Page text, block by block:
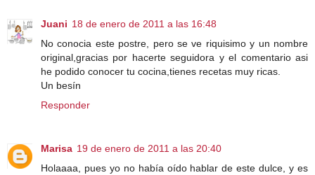
Juani 18 de enero de 2011 a las 16:48
No conocia este postre, pero se ve riquisimo y un nombre
original,gracias por hacerte seguidora y el comentario asi
he podido conocer tu cocina,tienes recetas muy ricas.
Un besín
Responder
Marisa 19 de enero de 2011 a las 20:40
Holaaaa, pues yo no había oído hablar de este dulce, y es